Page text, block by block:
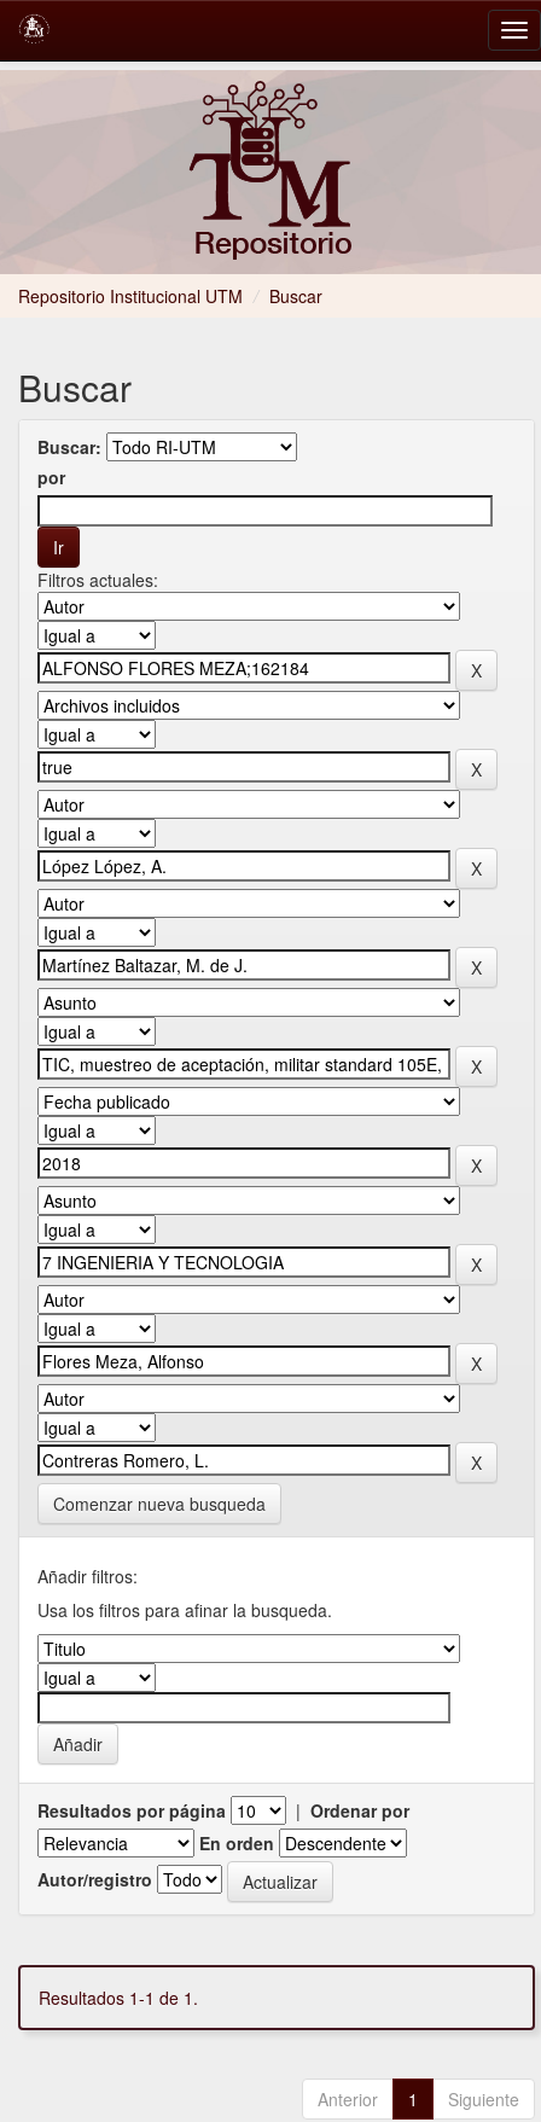
Repositorio Institucional UTM / Buscar
Buscar
Buscar:
por
Filtros actuales:
Comenzar nueva busqueda
Añadir filtros:
Usa los filtros para afinar la busqueda.
Resultados por página | Ordenar por
En orden
Autor/registro
Resultados 1-1 de 1.
Anterior 1 Siguiente